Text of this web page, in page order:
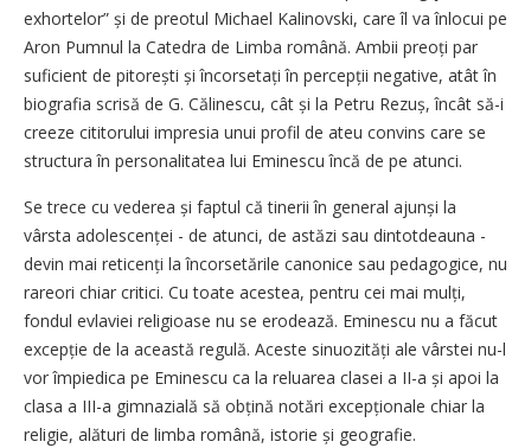
exhortelor” și de preotul Michael Kalinovski, care îl va înlocui pe
Aron Pumnul la Catedra de Limba română. Ambii preoți par
suficient de pitorești și încorsetați în percepții negative, atât în
biografia scrisă de G. Călinescu, cât și la Petru Rezuș, încât să-i
creeze cititorului impresia unui profil de ateu convins care se
structura în personalitatea lui Eminescu încă de pe atunci.
Se trece cu vederea și faptul că tinerii în general ajunși la
vârsta adolescenței - de atunci, de astăzi sau dintotdeauna -
devin mai reticenți la încorsetările canonice sau pedagogice, nu
rareori chiar critici. Cu toate acestea, pentru cei mai mulți,
fondul evlaviei religioase nu se erodează. Eminescu nu a făcut
excepție de la această regulă. Aceste sinuozități ale vârstei nu-l
vor împiedica pe Eminescu ca la reluarea clasei a II-a și apoi la
clasa a III-a gimnazială să obțină notări excepționale chiar la
religie, alături de limba română, istorie și geografie.